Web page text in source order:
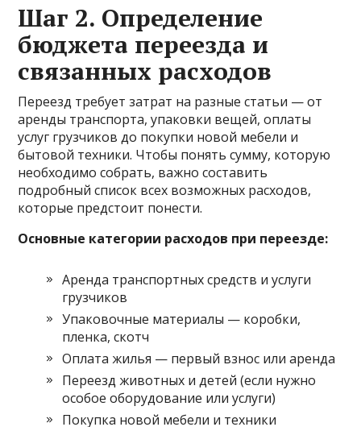
Шаг 2. Определение
бюджета переезда и
связанных расходов
Переезд требует затрат на разные статьи — от
аренды транспорта, упаковки вещей, оплаты
услуг грузчиков до покупки новой мебели и
бытовой техники. Чтобы понять сумму, которую
необходимо собрать, важно составить
подробный список всех возможных расходов,
которые предстоит понести.
Основные категории расходов при переезде:
Аренда транспортных средств и услуги
грузчиков
Упаковочные материалы — коробки,
пленка, скотч
Оплата жилья — первый взнос или аренда
Переезд животных и детей (если нужно
особое оборудование или услуги)
Покупка новой мебели и техники